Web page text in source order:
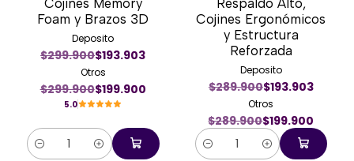
Foam y Brazos 3D
Deposito
$299.900$193.903
Otros
$299.900$199.900
5.0
Cantidad
Cojines Ergonómicos
y Estructura
Reforzada
Deposito
$289.900$193.903
Otros
$289.900$199.900
Cantidad